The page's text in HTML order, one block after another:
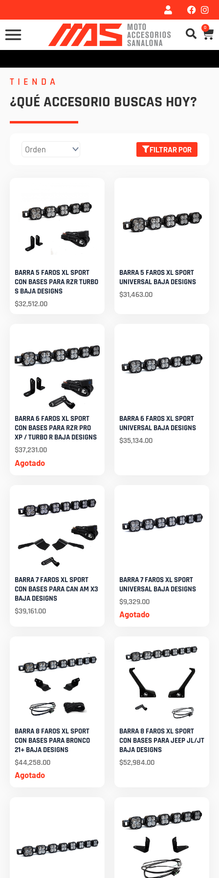
al
contenido
0
TIENDA
¿QUÉ ACCESORIO BUSCAS HOY?
FILTRAR POR
BARRA 5 FAROS XL SPORT
CON BASES PARA RZR TURBO
S BAJA DESIGNS
$32,512.00
BARRA 5 FAROS XL SPORT
UNIVERSAL BAJA DESIGNS
$31,463.00
Agotado
BARRA 6 FAROS XL SPORT
CON BASES PARA RZR PRO
XP / TURBO R BAJA DESIGNS
$37,231.00
BARRA 6 FAROS XL SPORT
UNIVERSAL BAJA DESIGNS
$35,134.00
BARRA 7 FAROS XL SPORT
CON BASES PARA CAN AM X3
BAJA DESIGNS
$39,161.00 Agotado
BARRA 7 FAROS XL SPORT
UNIVERSAL BAJA DESIGNS
$9,329.00
Agotado
BARRA 8 FAROS XL SPORT
CON BASES PARA BRONCO
21+ BAJA DESIGNS
$44,258.00
BARRA 8 FAROS XL SPORT
CON BASES PARA JEEP JL/JT
BAJA DESIGNS
$52,984.00